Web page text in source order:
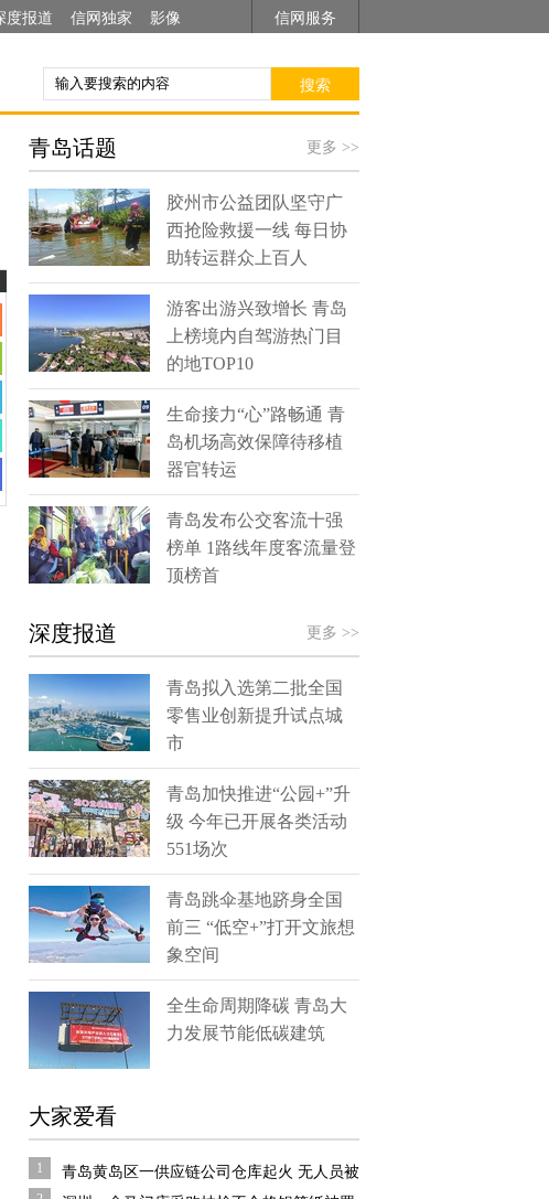
度报道 信网独家 影像 信网服务
搜索
青岛话题 更多 >>
胶州市公益团队坚守广
西抢险救援一线 每日协
助转运群众上百人
游客出游兴致增长 青岛
上榜境内自驾游热门目
的地TOP10
生命接力“心”路畅通 青
岛机场高效保障待移植
器官转运
青岛发布公交客流十强
榜单 1路线年度客流量登
顶榜首
深度报道 更多 >>
青岛拟入选第二批全国
零售业创新提升试点城
市
青岛加快推进“公园+”升
级 今年已开展各类活动
551场次
青岛跳伞基地跻身全国
前三 “低空+”打开文旅想
象空间
全生命周期降碳 青岛大
力发展节能低碳建筑
大家爱看
1
青岛黄岛区一供应链公司仓库起火 无人员被